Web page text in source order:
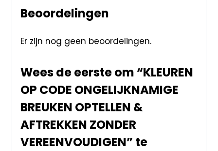
Beoordelingen
Er zijn nog geen beoordelingen.
Wees de eerste om “KLEUREN
OP CODE ONGELIJKNAMIGE
BREUKEN OPTELLEN &
AFTREKKEN ZONDER
VEREENVOUDIGEN” te